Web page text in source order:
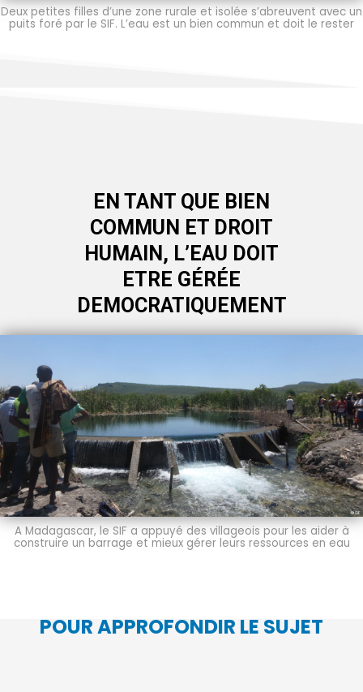
Deux petites filles d’une zone rurale et isolée s’abreuvent avec un
puits foré par le SIF. L’eau est un bien commun et doit le rester
EN TANT QUE BIEN
COMMUN ET DROIT
HUMAIN, L’EAU DOIT
ETRE GÉRÉE
DEMOCRATIQUEMENT
A Madagascar, le SIF a appuyé des villageois pour les aider à
construire un barrage et mieux gérer leurs ressources en eau
POUR APPROFONDIR LE SUJET